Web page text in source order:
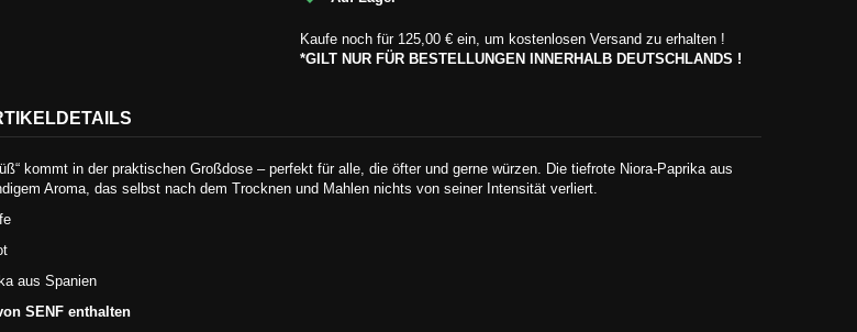
Kaufe noch für 125,00 € ein, um kostenlosen Versand zu erhalten !
*GILT NUR FÜR BESTELLUNGEN INNERHALB DEUTSCHLANDS !
kommt in der praktischen Großdose – perfekt für alle, die öfter und gerne würzen. Die tiefrote Niora-Paprika aus
Aroma, das selbst nach dem Trocknen und Mahlen nichts von seiner Intensität verliert.
aus Spanien
SENF enthalten